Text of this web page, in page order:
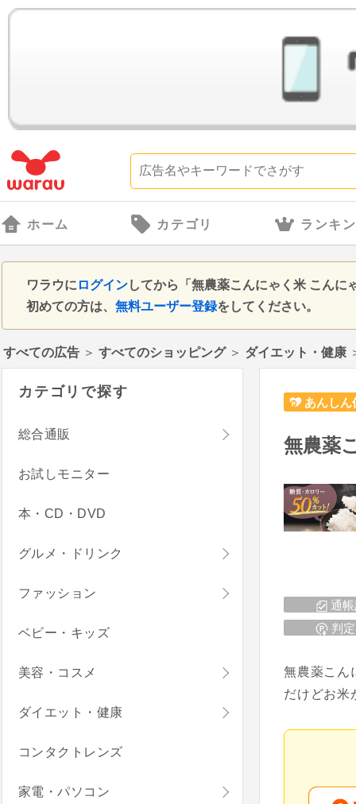
ホーム カテゴリ ランキ
ワラウに ログインしてから「無農薬こんにゃく米 こん
初めての方は、 無料ユーザー登録をしてください。
すべての広告 ＞ すべてのショッピング＞ ダイエット・健康
あんしん
無農薬
通
判
無農薬こん
だけどお米
カテゴリで探す
総合通販
お試しモニター
本・CD・DVD
グルメ・ドリンク
ファッション
ベビー・キッズ
美容・コスメ
ダイエット・健康
コンタクトレンズ
家電・パソコン